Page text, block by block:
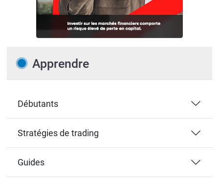
Apprendre
Débutants
Stratégies de trading
Guides